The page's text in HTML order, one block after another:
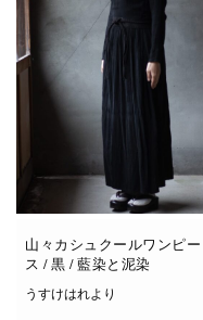
山々カシュクールワンピー
ス / 黒 / 藍染と泥染
うすけはれより